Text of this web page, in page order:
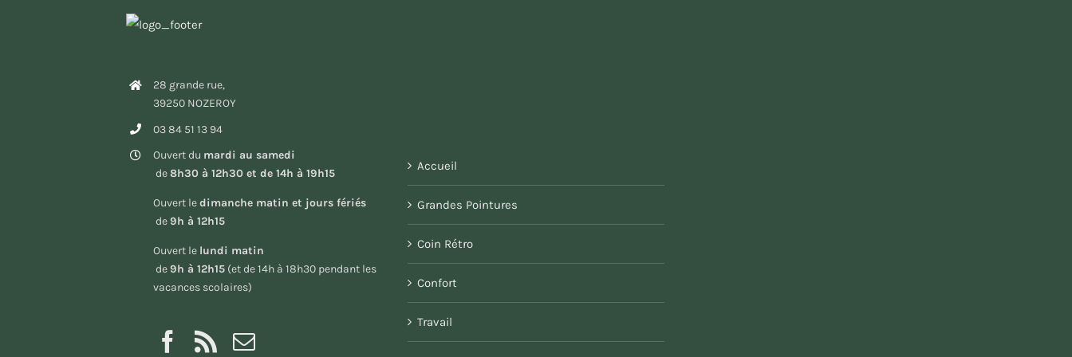
28 grande rue,
39250 NOZEROY
03 84 51 13 94
Ouvert du mardi au samedi
de8h30 à 12h30 et de 14h à 19h15
Ouvert ledimanche matin et jours fériés
de9h à 12h15
Ouvert le lundi matin
de9h à 12h15(et de 14h à 18h30 pendant les
vacances scolaires)
Accueil
Grandes Pointures
Coin Rétro
Confort
Travail